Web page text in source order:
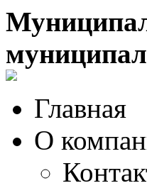
Главная
О